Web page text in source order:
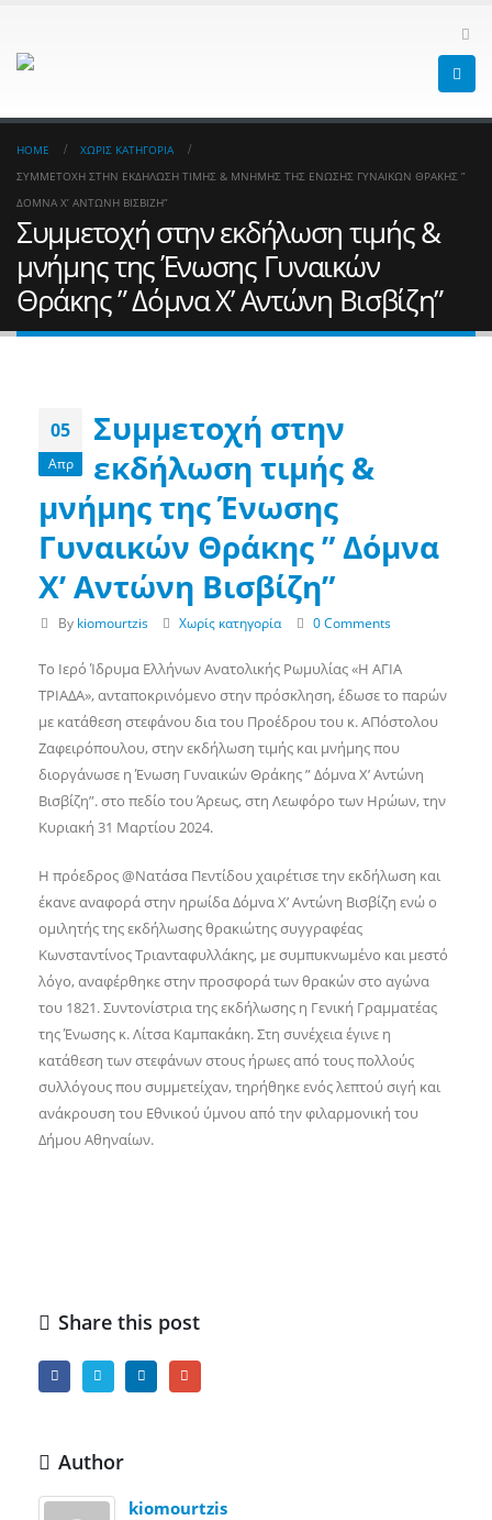
HOME
ΧΩΡΊΣ ΚΑΤΗΓΟΡΊΑ
ΣΥΜΜΕΤΟΧΉ ΣΤΗΝ ΕΚΔΉΛΩΣΗ ΤΙΜΉΣ & ΜΝΉΜΗΣ ΤΗΣ ΈΝΩΣΗΣ ΓΥΝΑΙΚΏΝ ΘΡΆΚΗΣ ”
ΔΌΜΝΑ Χ’ ΑΝΤΏΝΗ ΒΙΣΒΊΖΗ”
Συμμετοχή στην εκδήλωση τιμής &
μνήμης της Ένωσης Γυναικών
Θράκης ” Δόμνα Χ’ Αντώνη Βισβίζη”
05
Απρ
Συμμετοχή στην
εκδήλωση τιμής &
μνήμης της Ένωσης
Γυναικών Θράκης ” Δόμνα
Χ’ Αντώνη Βισβίζη”
By kiomourtzis Χωρίς κατηγορία 0 Comments
Το Ιερό Ίδρυμα Ελλήνων Ανατολικής Ρωμυλίας «Η ΑΓΙΑ
ΤΡΙΑΔΑ», ανταποκρινόμενο στην πρόσκληση, έδωσε το παρών
με κατάθεση στεφάνου δια του Προέδρου του κ. ΑΠόστολου
Ζαφειρόπουλου, στην εκδήλωση τιμής και μνήμης που
διοργάνωσε η Ένωση Γυναικών Θράκης ” Δόμνα Χ’ Αντώνη
Βισβίζη”. στο πεδίο του Άρεως, στη Λεωφόρο των Ηρώων, την
Κυριακή 31 Μαρτίου 2024.
Η πρόεδρος @Νατάσα Πεντίδου χαιρέτισε την εκδήλωση και
έκανε αναφορά στην ηρωίδα Δόμνα Χ’ Αντώνη Βισβίζη ενώ ο
ομιλητής της εκδήλωσης θρακιώτης συγγραφέας
Κωνσταντίνος Τριανταφυλλάκης, με συμπυκνωμένο και μεστό
λόγο, αναφέρθηκε στην προσφορά των θρακών στο αγώνα
του 1821. Συντονίστρια της εκδήλωσης η Γενική Γραμματέας
της Ένωσης κ. Λίτσα Καμπακάκη. Στη συνέχεια έγινε η
κατάθεση των στεφάνων στους ήρωες από τους πολλούς
συλλόγους που συμμετείχαν, τηρήθηκε ενός λεπτού σιγή και
ανάκρουση του Εθνικού ύμνου από την φιλαρμονική του
Δήμου Αθηναίων.
Share this post
Author
kiomourtzis